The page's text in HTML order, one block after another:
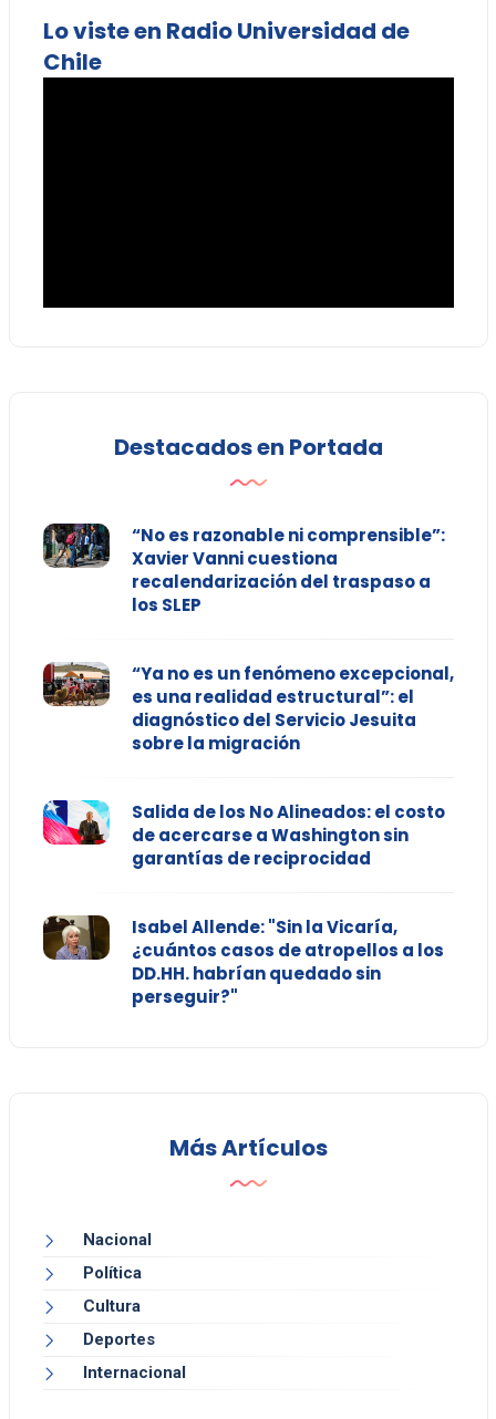
Lo viste en Radio Universidad de
Chile
Destacados en Portada
“No es razonable ni comprensible”:
Xavier Vanni cuestiona
recalendarización del traspaso a
los SLEP
“Ya no es un fenómeno excepcional,
es una realidad estructural”: el
diagnóstico del Servicio Jesuita
sobre la migración
Salida de los No Alineados: el costo
de acercarse a Washington sin
garantías de reciprocidad
Isabel Allende: "Sin la Vicaría,
¿cuántos casos de atropellos a los
DD.HH. habrían quedado sin
perseguir?"
Más Artículos
Nacional
Política
Cultura
Deportes
Internacional